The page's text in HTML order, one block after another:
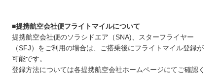
■提携航空会社便フライトマイルについて
提携航空会社便のソラシドエア（SNA)、スターフライヤー
（SFJ）をご利用の場合は、ご搭乗後にフライトマイル登録が
可能です。
登録方法については各提携航空会社ホームページにてご確認く